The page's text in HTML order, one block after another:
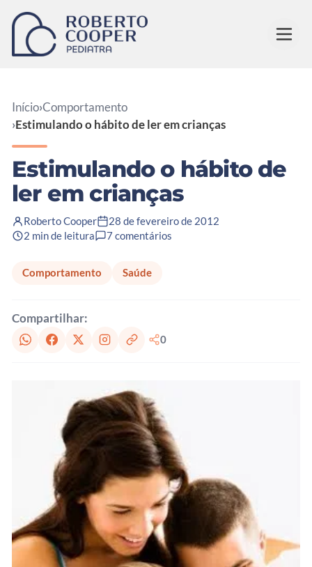
Pular para o conteúdo
Início›Comportamento
›Estimulando o hábito de ler em crianças
Estimulando o hábito de
ler em crianças
Roberto Cooper
28 de fevereiro de 2012
2 min de leitura
7 comentários
Comportamento Saúde
Compartilhar:
0